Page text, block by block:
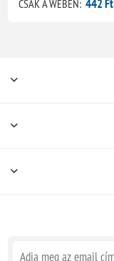
CSAK A WEBEN: 442 Ft